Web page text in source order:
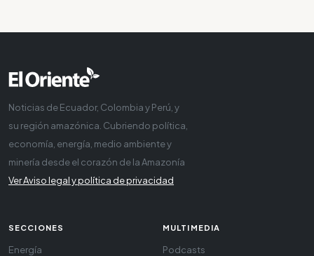
Noticias de Ecuador, Colombia y Perú, y
su región amazónica. Cubriendo política,
economía, energía, medio ambiente y
minería desde el corazón de la Amazonía
Ver Aviso legal y política de privacidad
SECCIONES
Energía
MULTIMEDIA
Podcasts